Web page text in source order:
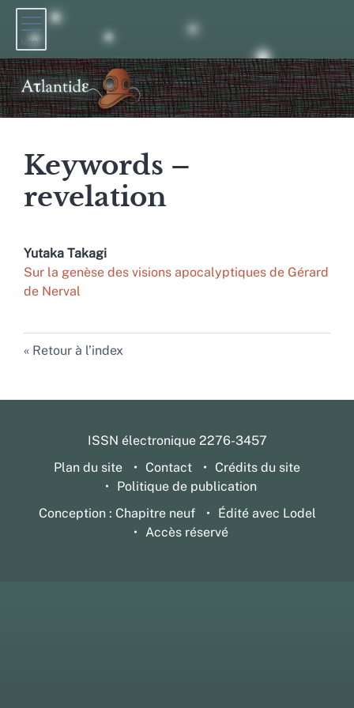
Menu
Keywords –
revelation
Yutaka Takagi
Sur la genèse des visions apocalyptiques de Gérard
de Nerval
Retour à l’index
ISSN électronique 2276-3457
Plan du site
Contact
Crédits du site
Politique de publication
Conception : Chapitre neuf
Édité avec Lodel
Accès réservé